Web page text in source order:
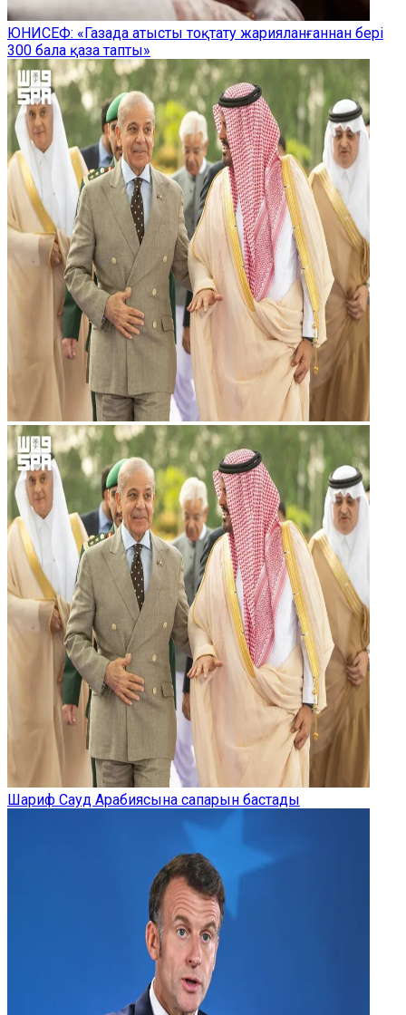
ЮНИСЕФ: «Газада атысты тоқтату жарияланғаннан бері
300 бала қаза тапты»
Шариф Сауд Арабиясына сапарын бастады